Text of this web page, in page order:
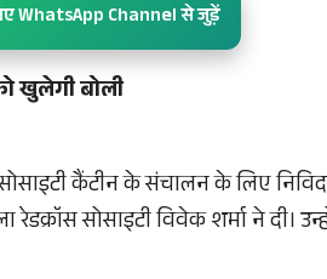
WhatsApp Channel से जुड़ें
खुलेगी बोली
कैंटीन के संचालन के लिए
सोसाइटी विवेक शर्मा ने दी।